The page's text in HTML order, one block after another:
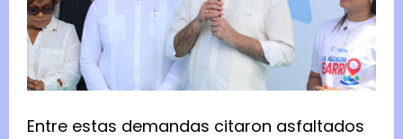
Entre estas demandas citaron asfaltados